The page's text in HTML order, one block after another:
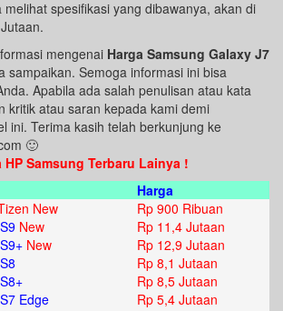
melihat spesifikasi yang dibawanya, akan di
mengenai Harga Samsung Galaxy J7
sampaikan. Semoga informasi ini bisa
Apabila ada salah penulisan atau kata
kritik atau saran kepada kami demi
ini. Terima kasih telah berkunjung ke
🙂
HP Samsung Terbaru Lainya !
Harga
New
Rp 900 Ribuan
New
Rp 11,4 Jutaan
New
Rp 12,9 Jutaan
Rp 8,1 Jutaan
Rp 8,5 Jutaan
Edge
Rp 5,4 Jutaan